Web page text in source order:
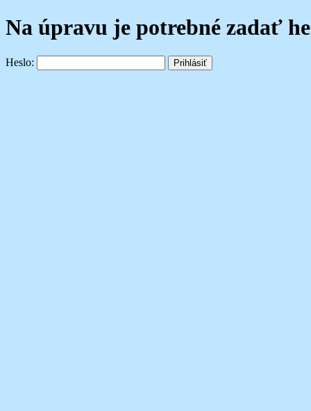
Na úpravu je potrebné zadať
Heslo: